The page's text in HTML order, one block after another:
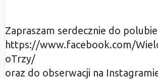
Zapraszam serdecznie do
https://www.facebook.com/
oTrzy/
oraz do obserwacji na